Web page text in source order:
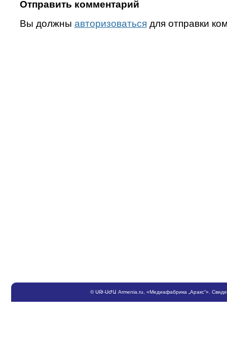
Отправить комментарий
Вы должны авторизоваться для отправки
©ՍԹ-ՍԺԱ Armenia.ru , «Медиафабрика „Аракс“».